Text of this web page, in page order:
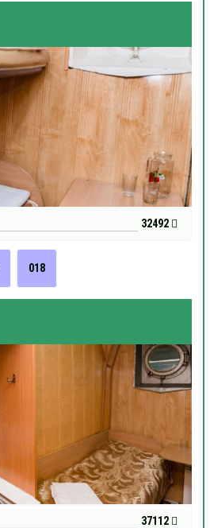
32492
018
37112